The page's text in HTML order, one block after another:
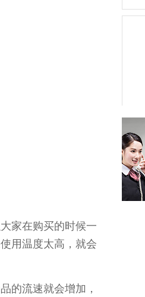
家在购买的时候一
用温度太高，就会
的流速就会增加，